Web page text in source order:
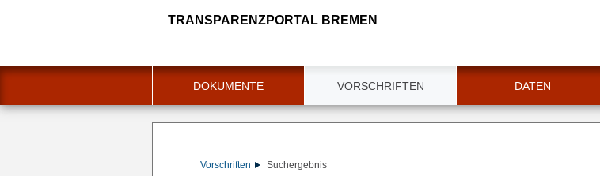
TRANSPARENZPORTAL BREMEN
DOKUMENTE VORSCHRIFTEN DATEN
Vorschriften Suchergebnis